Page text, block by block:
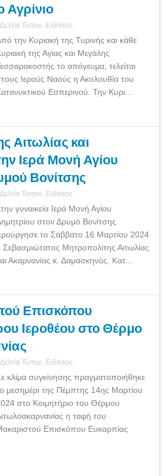
Δελτία Τύπου Ειδήσεις
την Κυριακή της Τυρινής και κάθε
της Αγίας και Μεγάλης
το απόγευμα, τελείται
Ιερούς Ναούς η Ακολουθία του
Εσπερινού. Την Κυρι...
Αιτωλίας και
Ιερά Μονή Αγίου
Βονίτσης
Δελτία Τύπου Ειδήσεις
γυναικεία Ιερά Μονή Αγίου
στον Δρυμό Βονίτσης
το Σάββατο 16 Μαρτίου 2024
Σεβασμιώτατος Μητροπολίτης Αιτωλίας
Ακαρνανίας κ. Δαμασκηνός. Κατ...
Επισκόπου
Ιεροθέου στο Θέρμο
Δελτία Τύπου Ειδήσεις
κλίμα συγκίνησης πραγματοποιήθηκε
μεσημέρι της Πέμπτης 14ης Μαρτίου
στο Κοιμητήριο του Θέρμου
η ταφή του
Επισκόπου Ευκαρπίας